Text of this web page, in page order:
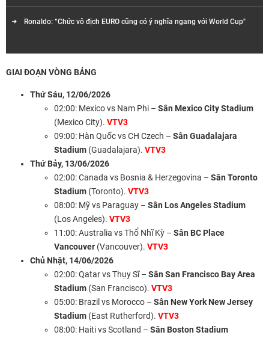
Ronaldo: “Chức vô địch EURO cũng có ý nghĩa ngang với World Cup"
GIAI ĐOẠN VÒNG BẢNG
Thứ Sáu, 12/06/2026
02:00: Mexico vs Nam Phi – Sân Mexico City Stadium
(Mexico City). VTV3
09:00: Hàn Quốc vs CH Czech – Sân Guadalajara
Stadium (Guadalajara). VTV3
Thứ Bảy, 13/06/2026
02:00: Canada vs Bosnia & Herzegovina – Sân Toronto
Stadium (Toronto). VTV3
08:00: Mỹ vs Paraguay – Sân Los Angeles Stadium
(Los Angeles). VTV3
11:00: Australia vs Thổ Nhĩ Kỳ – Sân BC Place
Vancouver (Vancouver). VTV3
Chủ Nhật, 14/06/2026
02:00: Qatar vs Thụy Sĩ – Sân San Francisco Bay Area
Stadium (San Francisco). VTV3
05:00: Brazil vs Morocco – Sân New York New Jersey
Stadium (East Rutherford). VTV3
08:00: Haiti vs Scotland – Sân Boston Stadium